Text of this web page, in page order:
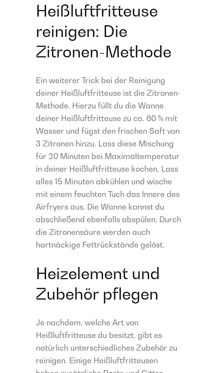
Heißluftfritteuse
reinigen: Die
Zitronen-Methode
Ein weiterer Trick bei der Reinigung
deiner Heißluftfritteuse ist die Zitronen-
Methode. Hierzu füllt du die Wanne
deiner Heißluftfritteuse zu ca. 60 % mit
Wasser und fügst den frischen Saft von
3 Zitronen hinzu. Lass diese Mischung
für 20 Minuten bei Maximaltemperatur
in deiner Heißluftfritteuse kochen. Lass
alles 15 Minuten abkühlen und wische
mit einem feuchten Tuch das Innere des
Airfryers aus. Die Wanne kannst du
abschließend ebenfalls abspülen. Durch
die Zitronensäure werden auch
hartnäckige Fettrückstände gelöst.
Heizelement und
Zubehör pflegen
Je nachdem, welche Art von
Heißluftfritteuse du besitzt, gibt es
natürlich unterschiedliches Zubehör zu
reinigen. Einige Heißluftfritteusen